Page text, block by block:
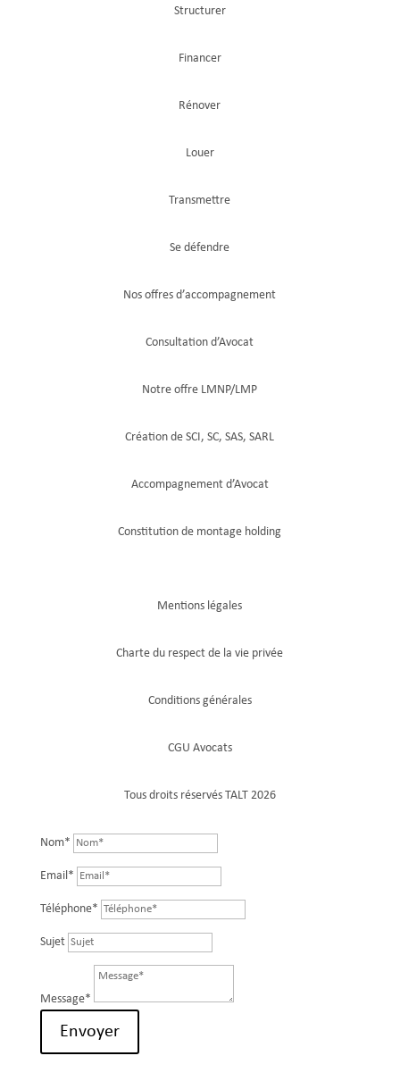
Structurer
Financer
Rénover
Louer
Transmettre
Se défendre
Nos offres d’accompagnement
Consultation d’Avocat
Notre offre LMNP/LMP
Création de SCI, SC, SAS, SARL
Accompagnement d’Avocat
Constitution de montage holding
Mentions légales
Charte du respect de la vie privée
Conditions générales
CGU Avocats
Tous droits réservés TALT 2026
Nom*
Email*
Téléphone*
Sujet
Message*
Envoyer